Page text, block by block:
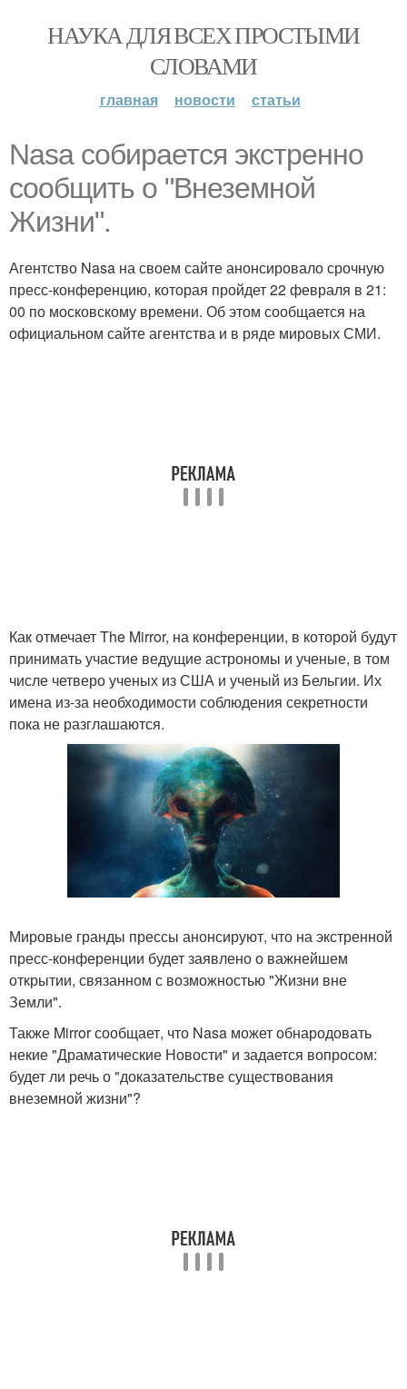
НАУКА ДЛЯ ВСЕХ ПРОСТЫМИ
СЛОВАМИ
главная новости статьи
Nasa собирается экстренно
сообщить о "Внеземной
Жизни".
Агентство Nasa на своем сайте анонсировало срочную
пресс-конференцию, которая пройдет 22 февраля в 21:
00 по московскому времени. Об этом сообщается на
официальном сайте агентства и в ряде мировых СМИ.
Как отмечает The Mirror, на конференции, в которой будут
принимать участие ведущие астрономы и ученые, в том
числе четверо ученых из США и ученый из Бельгии. Их
имена из-за необходимости соблюдения секретности
пока не разглашаются.
Мировые гранды прессы анонсируют, что на экстренной
пресс-конференции будет заявлено о важнейшем
открытии, связанном с возможностью "Жизни вне
Земли".
Также Mirror сообщает, что Nasa может обнародовать
некие "Драматические Новости" и задается вопросом:
будет ли речь о "доказательстве существования
внеземной жизни"?